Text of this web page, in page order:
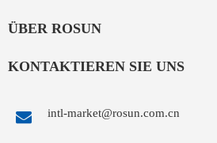
ÜBER ROSUN
KONTAKTIEREN SIE UNS
intl-market@rosun.com.cn